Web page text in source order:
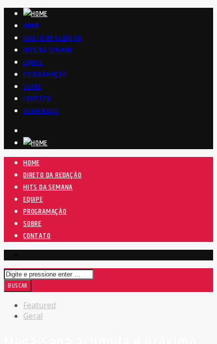
HOME
DIRETO DA REDAÇÃO
HITS DA SEMANA
EQUIPE
PROGRAMAÇÃO
SOBRE
CONTATO
OUVIR RÁDIO
HOME
DIRETO DA REDAÇÃO
HITS DA SEMANA
EQUIPE
PROGRAMAÇÃO
SOBRE
CONTATO
Featured
Geral